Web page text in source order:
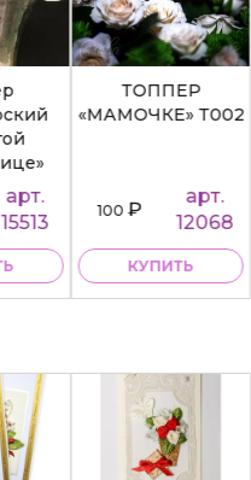
арт.
15513
ТОППЕР
«МАМОЧКЕ» Т002
100₽
арт.
12068
КУПИТЬ